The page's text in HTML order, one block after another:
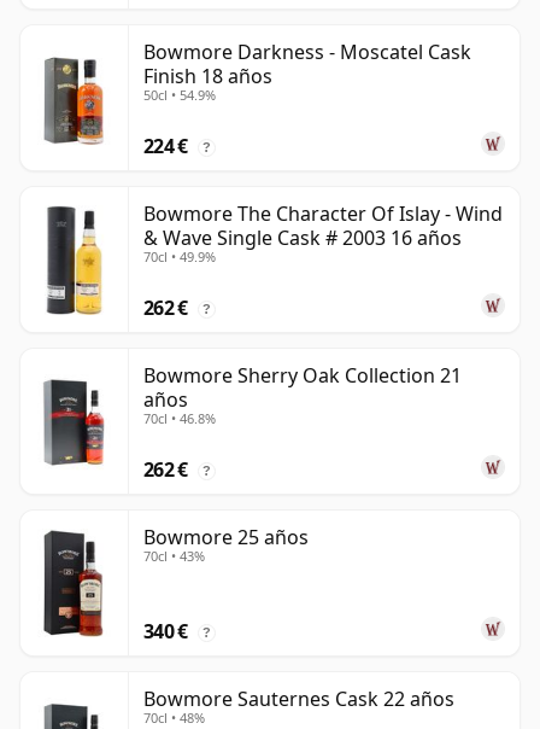
Bowmore Darkness - Moscatel Cask
Finish 18 años
50cl • 54.9%
224 € ?
Bowmore The Character Of Islay - Wind
& Wave Single Cask # 2003 16 años
70cl • 49.9%
262 € ?
Bowmore Sherry Oak Collection 21
años
70cl • 46.8%
262 € ?
Bowmore 25 años
70cl • 43%
340 € ?
Bowmore Sauternes Cask 22 años
70cl • 48%